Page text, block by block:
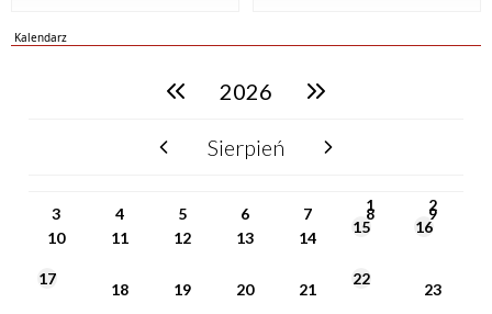
Kalendarz
poprzedni rok2026 następny rok
poprzedni miesiącSierpień następny miesiąc
1 2
3 4 5 6 7 8
9
10
11 12 13 14
15 16
17
18 19 20 21
22
23